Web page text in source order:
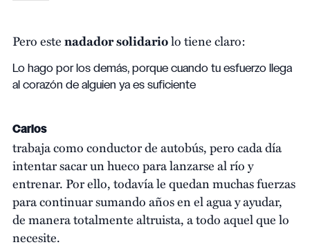
Pero estenadadorsolidariolo tiene claro:
Lo hago por los demás, porque cuando tu esfuerzo llega
al corazón de alguien ya es suficiente
Carlos
trabaja como conductor de autobús, pero cada día
intentar sacar un hueco para lanzarse al río y
entrenar. Por ello, todavía le quedan muchas fuerzas
para continuar sumando años en el agua y ayudar,
de manera totalmente altruista, a todo aquel que lo
necesite.